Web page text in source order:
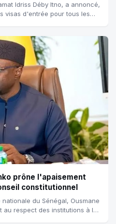
Idriss Déby Itno, a annoncé,
visas d'entrée pour tous les
prône l'apaisement
constitutionnel
du Sénégal, Ousmane
au respect des institutions à la